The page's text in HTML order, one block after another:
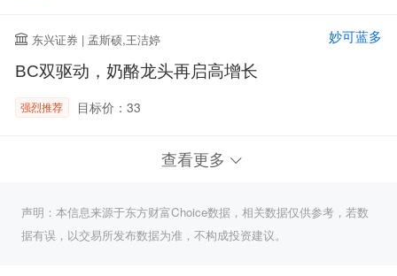
东兴证券 | 孟斯硕,王洁婷 妙可蓝多
BC双驱动，奶酪龙头再启高增长
强烈推荐 目标价：33
查看更多
声明：本信息来源于东方财富Choice数据，相关数据仅供参考，若数
据有误，以交易所发布数据为准，不构成投资建议。